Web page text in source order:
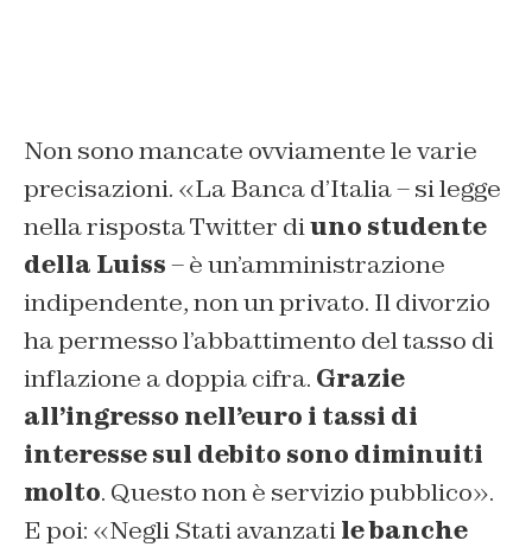
Non sono mancate ovviamente le varie
precisazioni. «La Banca d’Italia– si legge
nella risposta Twitter diuno studente
della Luiss–è un’amministrazione
indipendente, non un privato. Il divorzio
ha permesso l’abbattimento del tasso di
inflazione a doppia cifra. Grazie
all’ingresso nell’euro i tassi di
interesse sul debito sono diminuiti
molto. Questo non è servizio pubblico».
E poi: «Negli Stati avanzatile banche